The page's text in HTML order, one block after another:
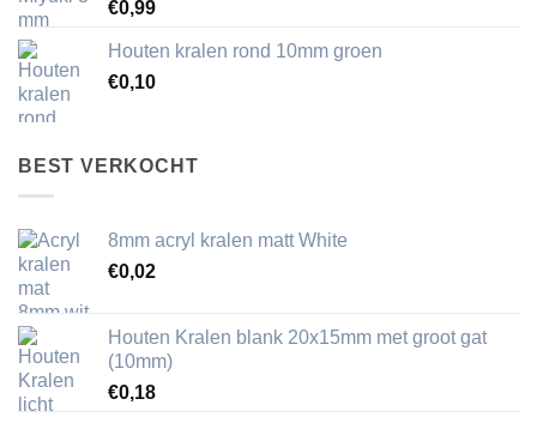
€0,99
Houten kralen rond 10mm groen
€0,10
BEST VERKOCHT
8mm acryl kralen matt White
€0,02
Houten Kralen blank 20x15mm met groot gat
(10mm)
€0,18